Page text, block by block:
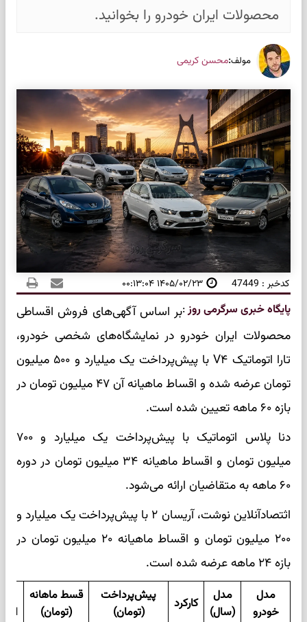
محصولات ایران خودرو را بخوانید.
مولف:محسن کریمی
کدخبر : 47449 ۱۴۰۵/۰۲/۲۳ ۰۰:۱۳:۰۴
پایگاه خبری سرگرمی روز:بر اساس آگهی‌های فروش اقساطی
محصولات ایران خودرو در نمایشگاه‌های شخصی خودرو،
تارا اتوماتیک V۴ با پیش‌پرداخت یک میلیارد و ۵۰۰ میلیون
تومان عرضه شده و اقساط ماهیانه آن ۴۷ میلیون تومان در
بازه ۶۰ ماهه تعیین شده است.
دنا پلاس اتوماتیک با پیش‌پرداخت یک میلیارد و ۷۰۰
میلیون تومان و اقساط ماهیانه ۳۴ میلیون تومان در دوره
۶۰ ماهه به متقاضیان ارائه می‌شود.
اثتصادآنلاین نوشت، آریسان ۲ با پیش‌پرداخت یک میلیارد و
۲۰۰ میلیون تومان و اقساط ماهیانه ۲۰ میلیون تومان در
بازه ۲۴ ماهه عرضه شده است.
مدل
خودرو
مدل
(سال)
کارکرد
پیش‌پرداخت
(تومان)
قسط ماهانه
(تومان)